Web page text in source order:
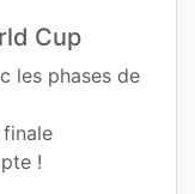
Cup
les phases de
!